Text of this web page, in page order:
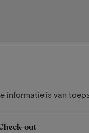
informatie is van
out